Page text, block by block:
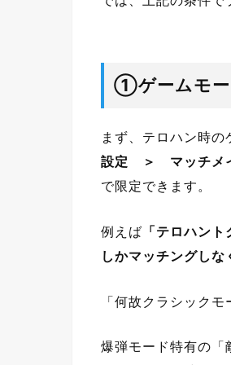
①ゲームモー
まず、テロハン時の
設定 ＞ マッチメ
で限定できます。
例えば 「テロハン
しかマッチングしな
「何故クラシック
爆弾モード特有の「